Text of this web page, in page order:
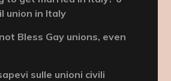
union in Italy
Bless Gay unions, even
sulle unioni civili